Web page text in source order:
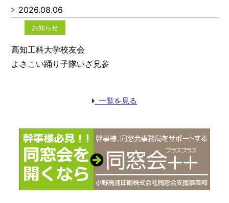
2026.08.06
お知らせ
高知工科大学校友会
よさこい踊り子隊いざ見参
一覧を見る